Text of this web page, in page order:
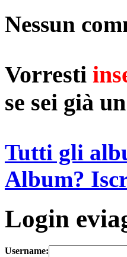
Nessun
Vorresti
se sei già
Tutti gli
Album?
Login
Username: